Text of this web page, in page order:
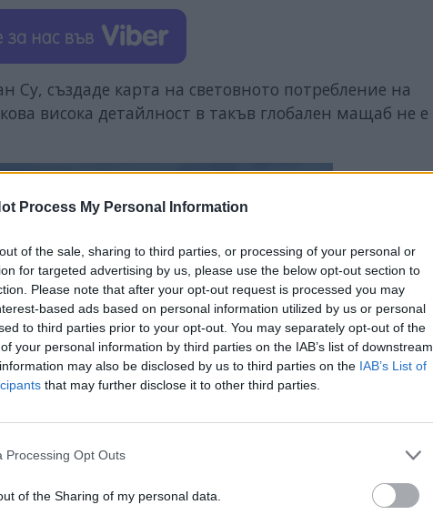
Process My Personal Information
of the sale, sharing to third parties, or processing of your personal or
for targeted advertising by us, please use the below opt-out section to
Please note that after your opt-out request is processed you may
based ads based on personal information utilized by us or personal
to third parties prior to your opt-out. You may separately opt-out of the
your personal information by third parties on the IAB’s list of downstream
may also be disclosed by us to third parties on the IAB’s List of
that may further disclose it to other third parties.
Processing Opt Outs
of the Sharing of my personal data.
Су, създаде карта на световното потребление на
висока детайлност в такъв глобален мащаб не е